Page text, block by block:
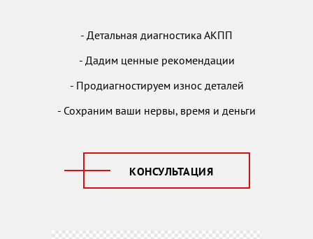
- Детальная диагностика АКПП
- Дадим ценные рекомендации
- Продиагностируем износ деталей
- Сохраним ваши нервы, время и деньги
КОНСУЛЬТАЦИЯ